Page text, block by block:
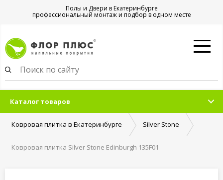
Полы и Двери в Екатеринбурге
профессиональный монтаж и подбор в одном месте
Каталог товаров
Ковровая плитка в Екатеринбурге Silver Stone
Ковровая плитка Silver Stone Edinburgh 135F01